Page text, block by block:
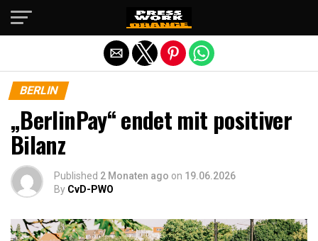
BERLIN
„BerlinPay“ endet mit positiver
Bilanz
Published 2 Monaten ago on 19.06.2026
By CvD-PWO
Die mobile Version verlassen